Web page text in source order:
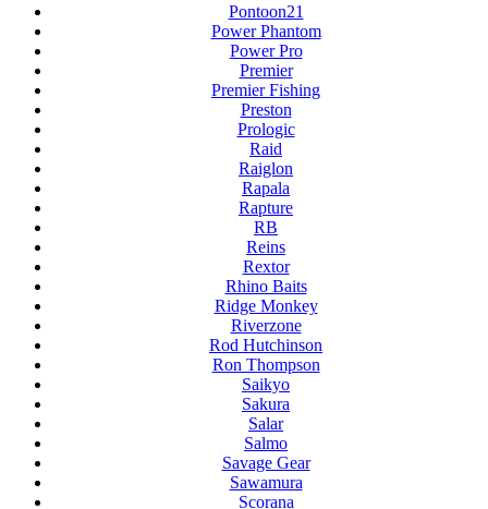
Pontoon21
Power Phantom
Power Pro
Premier
Premier Fishing
Preston
Prologic
Raid
Raiglon
Rapala
Rapture
RB
Reins
Rextor
Rhino Baits
Ridge Monkey
Riverzone
Rod Hutchinson
Ron Thompson
Saikyo
Sakura
Salar
Salmo
Savage Gear
Sawamura
Scorana